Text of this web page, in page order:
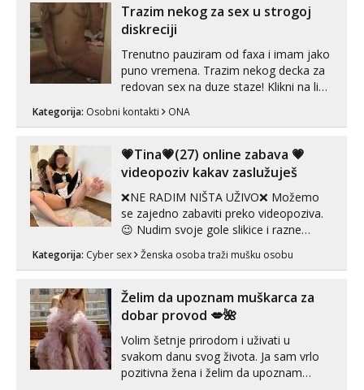
kombinacije halteri, haljine, štikle,
samostojeće itd. Nudim svakakva videa
seksa, puš...
Trazim nekog za sex u strogoj
diskreciji
Trenutno pauziram od faxa i imam jako
puno vremena. Trazim nekog decka za
redovan sex na duze staze! Klikni na link
Kategorija: Osobni kontakti ONA
💗Tina💗(27) online zabava 💗
videopoziv kakav zaslužuješ
❌NE RADIM NIŠTA UŽIVO❌ Možemo
se zajedno zabaviti preko videopoziva.
😉 Nudim svoje gole slikice i razne
videouradke. 🤩 Za online zabavu pošalji
poruku na Whatsapp, Telegram ili Viber.
autentičnosti možeš me vidjeti na
videopozivu. 😉 S vama sam vec 5 ...
Kategorija: Cyber sex Ženska osoba traži mušku osobu
Želim da upoznam muškarca za
dobar provod 💋🌺
Volim šetnje prirodom i uživati u
svakom danu svog života. Ja sam vrlo
pozitivna žena i želim da upoznam